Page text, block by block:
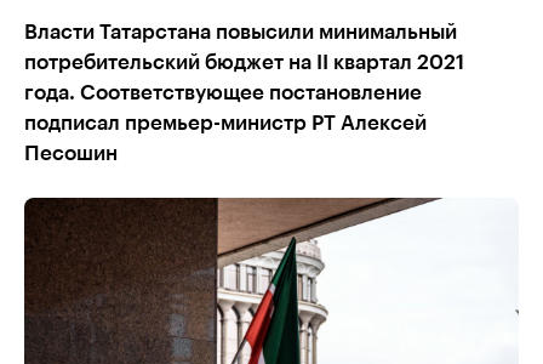
Власти Татарстана повысили минимальный
потребительский бюджет на II квартал 2021
года. Соответствующее постановление
подписал премьер-министр РТ Алексей
Песошин